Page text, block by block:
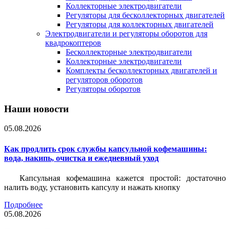
Коллекторные электродвигатели
Регуляторы для бесколлекторных двигателей
Регуляторы для коллекторных двигателей
Электродвигатели и регуляторы оборотов для
квадрокоптеров
Бесколлекторные электродвигатели
Коллекторные электродвигатели
Комплекты бесколлекторных двигателей и
регуляторов оборотов
Регуляторы оборотов
Наши новости
05.08.2026
Как продлить срок службы капсульной кофемашины:
вода, накипь, очистка и ежедневный уход
Капсульная кофемашина кажется простой: достаточно
налить воду, установить капсулу и нажать кнопку
Подробнее
05.08.2026